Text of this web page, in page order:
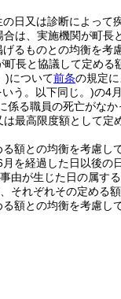
日又は診断によって
は、実施機関が町長
げるものとの均衡を考
長と協議して定める
)について前条の規定
う。以下同じ。)の4
る職員の死亡がな
最高限度額として定
額との均衡を考慮し
を経過した日以後の
由が生じた日の属す
れぞれその定める
額との均衡を考慮し